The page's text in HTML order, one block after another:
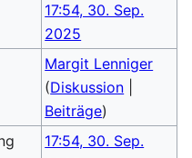
17:54, 30. Sep.
2025
Margit Lenniger
(Diskussion
Beiträge)
17:54, 30. Sep.